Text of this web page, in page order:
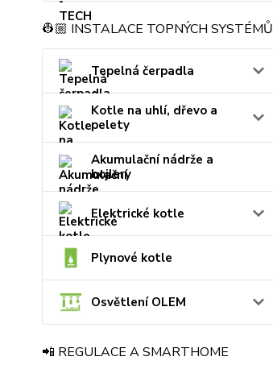
👷🏼 INSTALACE TOPNÝCH SYSTÉMŮ
Tepelná čerpadla
Kotle na uhlí, dřevo a
pelety
Akumulační nádrže a
bojlery
Elektrické kotle
Plynové kotle
Osvětlení OLEM
📲 REGULACE A SMARTHOME